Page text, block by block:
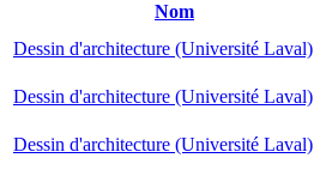
Nom
Dessin d'architecture (Université Laval)
Dessin d'architecture (Université Laval)
Dessin d'architecture (Université Laval)